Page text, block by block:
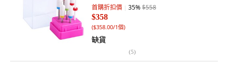
首購折扣價 35%$558
$358
($358.00/1個)
缺貨
(5)